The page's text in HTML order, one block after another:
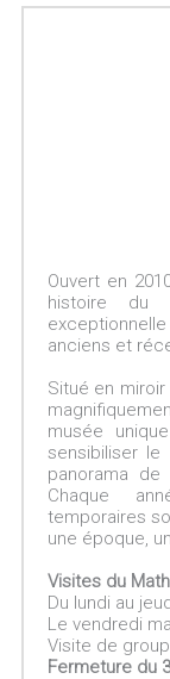
Ouvert en
histoire du
anciens et
Situé en
musée
sensibiliser
panorama
Chaque
temporaires
une époque,
Visites du
Du lundi au
Le vendredi
Visite de
Fermeture du